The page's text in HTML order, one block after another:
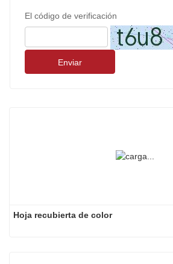
El código de verificación
Enviar
Hoja recubierta de color